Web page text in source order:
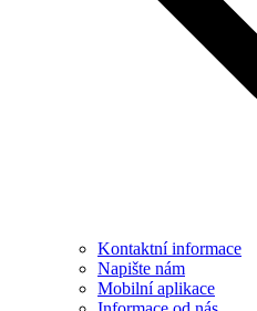
Kontaktní informace
Napište nám
Mobilní aplikace